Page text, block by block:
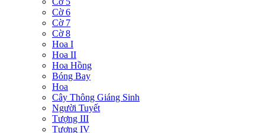
Cờ 6
Cờ 7
Cờ 8
Hoa I
Hoa II
Hoa Hồng
Bóng Bay
Hoa
Cây Thông Giáng Sinh
Người Tuyết
Tượng III
Tượng IV